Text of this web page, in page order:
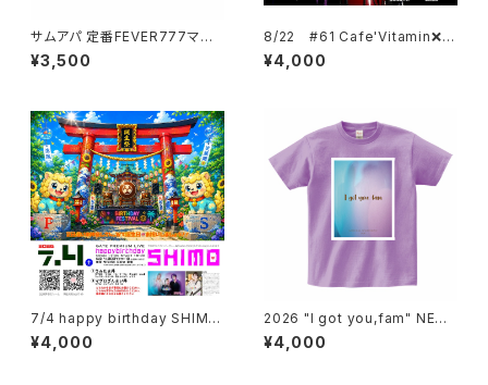
サムアパ 定番FEVER777マフラ
ータオル
¥3,500
8/22 #61 Cafe'Vitamin❌P
OLKA. happy birthday KY
O!!
¥4,000
7/4 happy birthday SHIMO
(& Pino） Gate premium LIV
E
¥4,000
2026 "I got you,fam" NEW
VISUAL T（light purple）
¥4,000